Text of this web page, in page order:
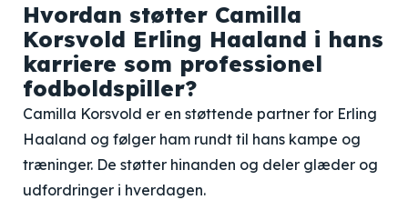
Hvordan støtter Camilla
Korsvold Erling Haaland i hans
karriere som professionel
fodboldspiller?
Camilla Korsvold er en støttende partner for Erling
Haaland og følger ham rundt til hans kampe og
træninger. De støtter hinanden og deler glæder og
udfordringer i hverdagen.